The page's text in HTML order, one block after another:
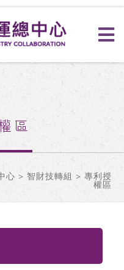
區
心 > 智財技轉組 > 專利授
權區